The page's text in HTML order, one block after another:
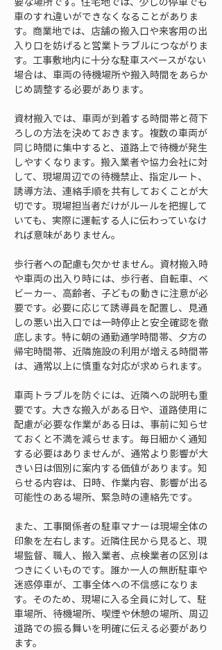
車のすれ違いができなくなることがありま
す。商業地では、店舗の搬入口や来客用の出
入り口を妨げると営業トラブルにつながりま
す。工事敷地内に十分な駐車スペースがない
場合は、車両の待機場所や搬入時間をあらか
じめ調整する必要があります。
資材搬入では、車両が到着する時間帯と荷下
ろしの方法を決めておきます。複数の車両が
同じ時間に集中すると、道路上で待機が発生
しやすくなります。搬入業者や協力会社に対
して、現場周辺での待機禁止、指定ルート、
誘導方法、連絡手順を共有しておくことが大
切です。現場担当者だけがルールを把握して
いても、実際に運転する人に伝わっていなけ
れば意味がありません。
歩行者への配慮も欠かせません。資材搬入時
や車両の出入り時には、歩行者、自転車、ベ
ビーカー、高齢者、子どもの動きに注意が必
要です。必要に応じて誘導員を配置し、見通
しの悪い出入口では一時停止と安全確認を徹
底します。特に朝の通勤通学時間帯、夕方の
帰宅時間帯、近隣施設の利用が増える時間帯
は、通常以上に慎重な対応が求められます。
車両トラブルを防ぐには、近隣への説明も重
要です。大きな搬入がある日や、道路使用に
配慮が必要な作業がある日は、事前に知らせ
ておくと不満を減らせます。毎日細かく通知
する必要はありませんが、通常より影響が大
きい日は個別に案内する価値があります。知
らせる内容は、日時、作業内容、影響が出る
可能性のある場所、緊急時の連絡先です。
また、工事関係者の駐車マナーは現場全体の
印象を左右します。近隣住民から見ると、現
場監督、職人、搬入業者、点検業者の区別は
つきにくいものです。誰か一人の無断駐車や
迷惑停車が、工事全体への不信感になりま
す。そのため、現場に入る全員に対して、駐
車場所、待機場所、喫煙や休憩の場所、周辺
道路での振る舞いを明確に伝える必要があり
ます。